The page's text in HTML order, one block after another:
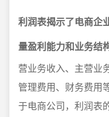
利润表揭示了电商企
量盈利能力和业务结
营业务收入、主营业
管理费用、财务费用
于电商公司，利润表